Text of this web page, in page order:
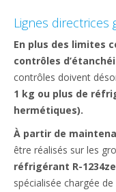
Lignes directrices
En plus des limites
contrôles
contrôles doivent
1 kg ou plus de
hermétiques).
À partir de
être réalisés sur les
réfrigérant R-
spécialisée chargée